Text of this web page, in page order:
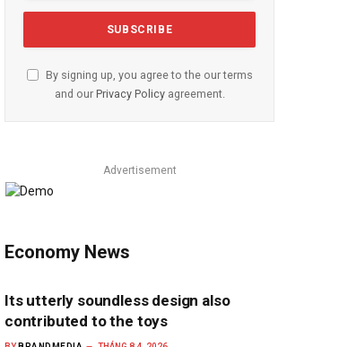
By signing up, you agree to the our terms
and our Privacy Policyagreement.
Advertisement
Economy News
Its utterly soundless design also
contributed to the toys